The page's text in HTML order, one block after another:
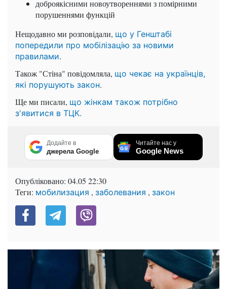
доброякісними новоутвореннями з помірними
порушеннями функцій
Нещодавно ми розповідали, що у Генштабі
попередили про мобілізацію за новими
правилами.
Також "Стіна" повідомляла, що чекає на українців,
які порушують закон.
Ще ми писали, що жінкам також потрібно
з'явитися в ТЦК.
Додайте в
джерела Google
Читайте нас у
Google News
Опубліковано: 04.05 22:30
Теги: мобилизация , заболевания , закон